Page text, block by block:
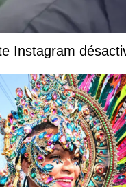
Instagram